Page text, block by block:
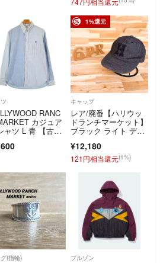
RANC
カジュア
ャツ L 青 【古
1%還元
キャップ
レア/廃番【ハリウッ
ドランチマーケット】
ブラック ライト デニ
¥12,180
121円相当還元(1%)
(指輪) ブルゾン